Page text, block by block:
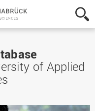
Hochschule
Osnabrück
-
Sciences
of Applied